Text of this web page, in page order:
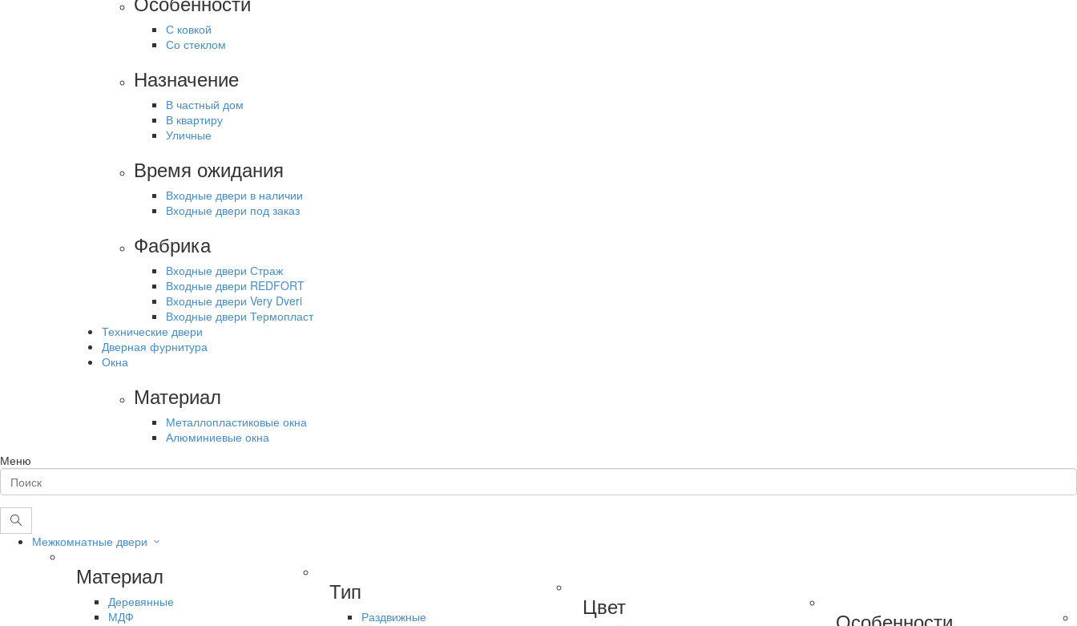
С ковкой
Со стеклом
Назначение
В частный дом
В квартиру
Уличные
Время ожидания
Входные двери в наличии
Входные двери под заказ
Фабрика
Входные двери Страж
Входные двери REDFORT
Входные двери Very Dveri
Входные двери Термопласт
Технические двери
Дверная фурнитура
Окна
Материал
Металлопластиковые окна
Алюминиевые окна
Меню
Межкомнатные двери
Материал
Деревянные
МДФ
Тип
Раздвижные
Цвет